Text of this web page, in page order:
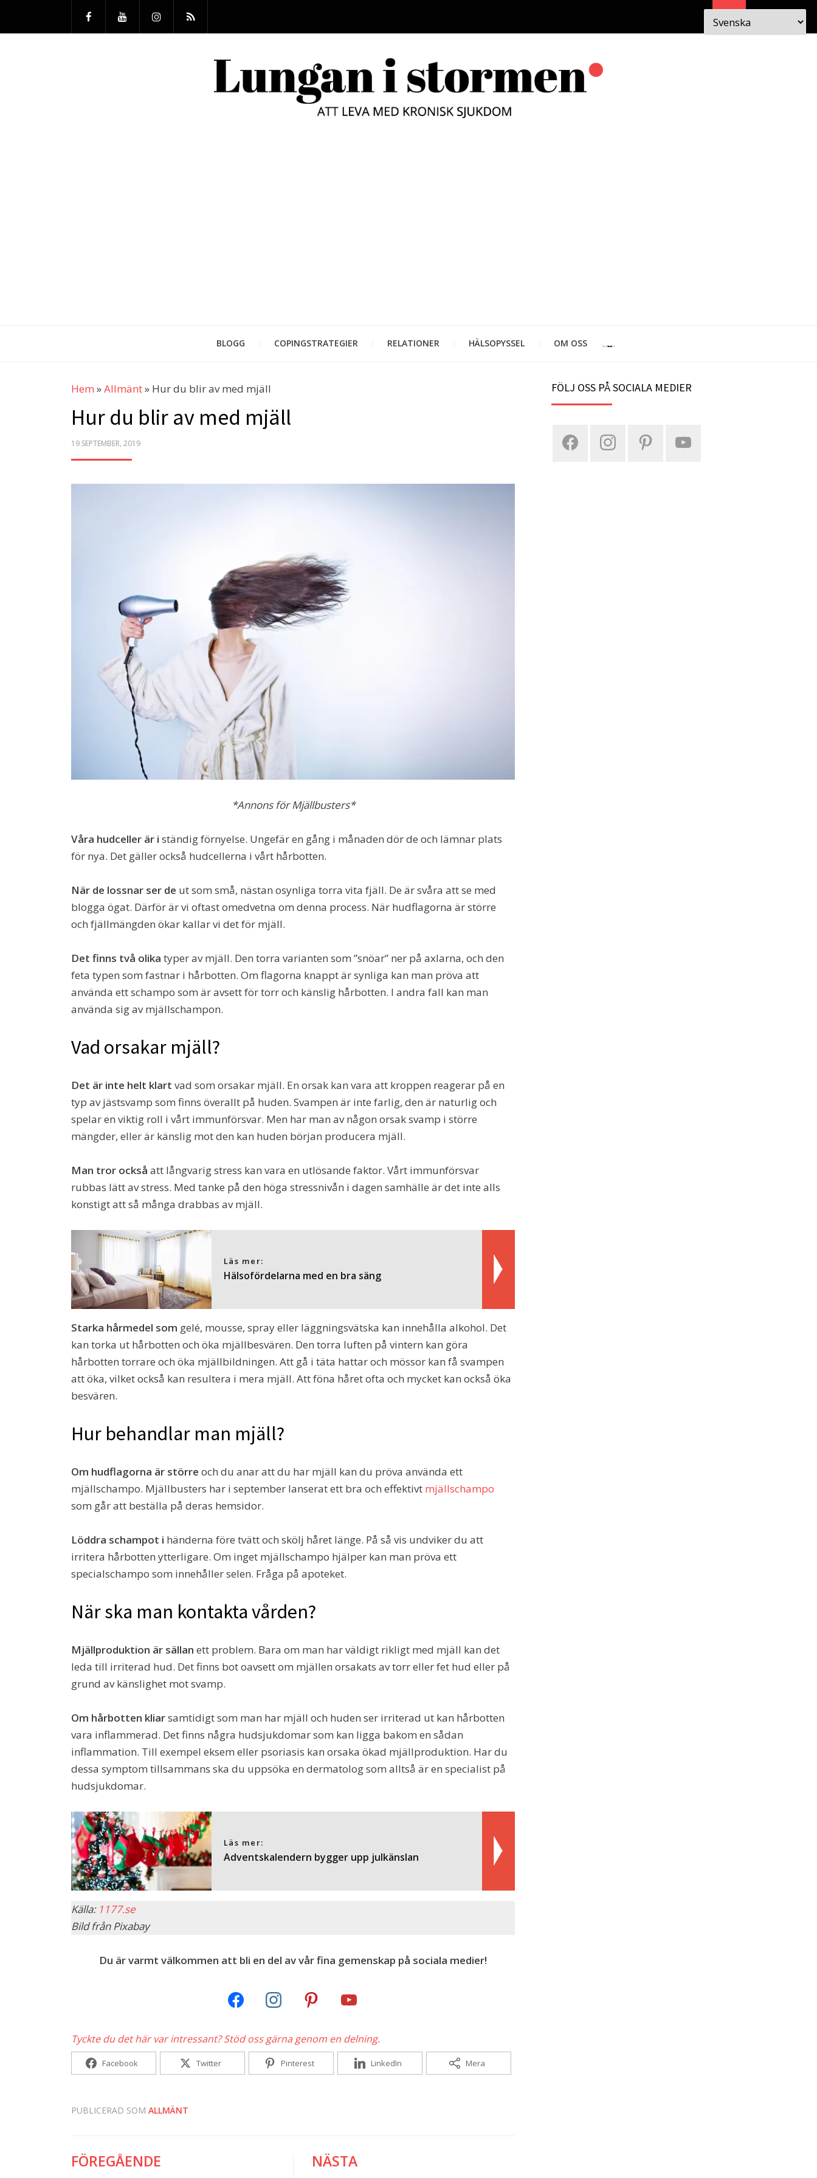
Sök
BLOGG COPINGSTRATEGIER RELATIONER HÄLSOPYSSEL OM OSS
Hem »Allmänt» Hur du blir av med mjäll
Hur du blir av med mjäll
POSTED
19 SEPTEMBER, 2019
*Annons förMjällbusters*
Våra hudceller är i ständig förnyelse. Ungefär en gång i månaden dör de och lämnar plats
för nya. Det gäller också hudcellerna i vårt hårbotten.
När de lossnar ser de ut som små, nästan osynliga torra vita fjäll. De är svåra att se med
blogga ögat. Därför är vi oftast omedvetna om denna process. När hudflagorna är större
och fjällmängden ökar kallar vi det för mjäll.
Det finns två olika typer av mjäll. Den torra varianten som ”snöar” ner på axlarna, och den
feta typen som fastnar i hårbotten. Om flagorna knappt är synliga kan man pröva att
använda ett schampo som är avsett för torr och känslig hårbotten. I andra fall kan man
använda sig av mjällschampon.
Vad orsakar mjäll?
Det är inte helt klart vad som orsakar mjäll. En orsak kan vara att kroppen reagerar på en
typ av jästsvamp som finns överallt på huden. Svampen är inte farlig, den är naturlig och
spelar en viktig roll i vårt immunförsvar. Men har man av någon orsak svamp i större
mängder, eller är känslig mot den kan huden början producera mjäll.
Man tror också att långvarig stress kan vara en utlösande faktor. Vårt immunförsvar
rubbas lätt av stress. Med tanke på den höga stressnivån i dagen samhälle är det inte alls
konstigt att så många drabbas av mjäll.
Läs mer:
Hälsofördelarna med en bra säng
Starka hårmedel som gelé, mousse, spray eller läggningsvätska kan innehålla alkohol. Det
kan torka ut hårbotten och öka mjällbesvären. Den torra luften på vintern kan göra
hårbotten torrare och öka mjällbildningen. Att gå i täta hattar och mössor kan få svampen
att öka, vilket också kan resultera i mera mjäll. Att föna håret ofta och mycket kan också öka
besvären.
Hur behandlar man mjäll?
Om hudflagorna är större och du anar att du har mjäll kan du pröva använda ett
mjällschampo. Mjällbusters har i september lanserat ett bra och effektivt mjällschampo
som går att beställa på deras hemsidor.
Löddra schampot i händerna före tvätt och skölj håret länge. På så vis undviker du att
irritera hårbotten ytterligare. Om inget mjällschampo hjälper kan man pröva ett
specialschampo som innehåller selen. Fråga på apoteket.
När ska man kontakta vården?
Mjällproduktion är sällan ett problem. Bara om man har väldigt rikligt med mjäll kan det
leda till irriterad hud. Det finns bot oavsett om mjällen orsakats av torr eller fet hud eller på
grund av känslighet mot svamp.
Om hårbotten kliarsamtidigt som man har mjäll och huden ser irriterad ut kan hårbotten
vara inflammerad. Det finns några hudsjukdomar som kan ligga bakom en sådan
inflammation. Till exempel eksem eller psoriasis kan orsaka ökad mjällproduktion. Har du
dessa symptom tillsammans ska du uppsöka en dermatolog som alltså är en specialist på
hudsjukdomar.
Läs mer:
Adventskalendern bygger upp julkänslan
Källa: 1177.se
Bild från Pixabay
Du är varmt välkommen att bli en del av vår fina gemenskap på sociala medier!
Tyckte du det här var intressant? Stöd oss gärna genom en delning.
Facebook Twitter Pinterest LinkedIn Mera
PUBLICERAD SOM ALLMÄNT
Inläggsnavigering
FÖREGÅENDE NÄSTA
FÖLJ OSS PÅ SOCIALA MEDIER